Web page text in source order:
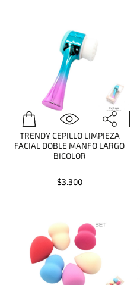
TRENDY CEPILLO LIMPIEZA
FACIAL DOBLE MANFO LARGO
BICOLOR
$3.300